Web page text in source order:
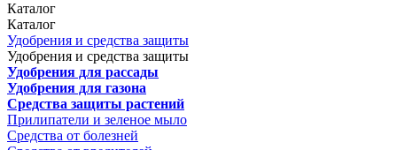
Каталог
Каталог
Удобрения и средства защиты
Удобрения и средства защиты
Удобрения для рассады
Удобрения для газона
Средства защиты растений
Прилипатели и зеленое мыло
Средства от болезней